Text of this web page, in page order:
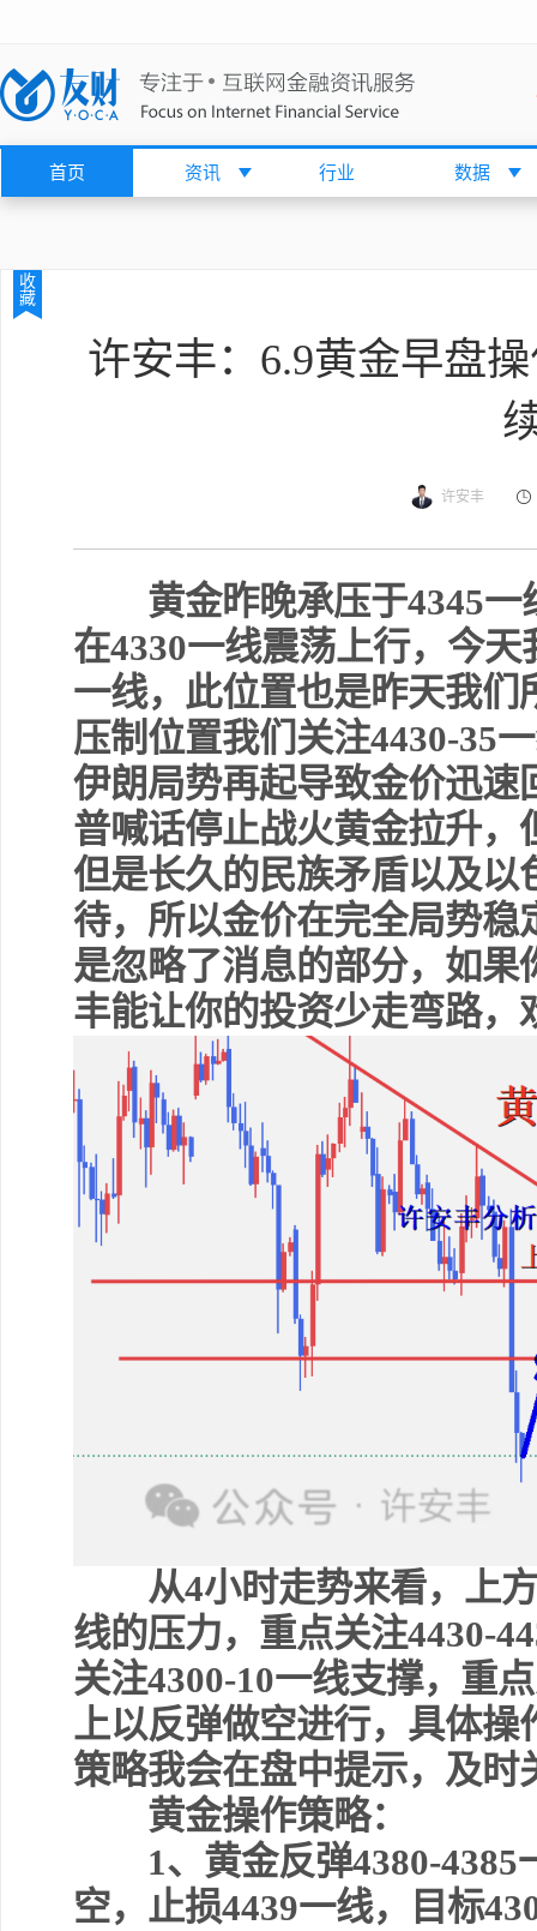
首页 资讯 行业 数据
收
藏
许安丰：6.9黄金早盘
许安丰
黄金昨晚承压于4345一
在4330一线震荡上行，今
一线，此位置也是昨天我
压制位置我们关注4430-35
伊朗局势再起导致金价迅
普喊话停止战火黄金拉升
但是长久的民族矛盾以及
待，所以金价在完全局势
是忽略了消息的部分，如
丰能让你的投资少走弯路，
从4小时走势来看，上方
线的压力，重点关注4430-
关注4300-10一线支撑，重
上以反弹做空进行，具体
策略我会在盘中提示，及时
黄金操作策略：
1、黄金反弹4380-4385
空，止损4439一线，目标